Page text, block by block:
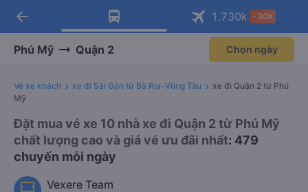
Tải app Vexere ngay!
Nhận ưu đãi thành viên độc
Mở app
Tải app Vexere
-30k/ghế khi đặt vé máy bay qua
Mở app
arrow_back 1.730k -30k
Phú Mỹ Quận 2 Chọn ngày
Vé xe khách xe đi Sài Gòn từ Bà Rịa-Vũng Tàu
xe đi Quận 2 từ Phú
Mỹ
Đặt mua vé xe 10 nhà xe đi Quận 2 từ Phú Mỹ
chất lượng cao và giá vé ưu đãi nhất: 479
chuyến mỗi ngày
Vexere Team